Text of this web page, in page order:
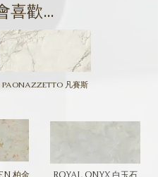
喜歡...
PAONAZZETTO 凡賽斯